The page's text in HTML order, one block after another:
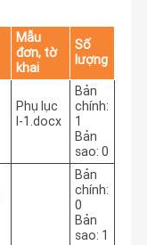
Mẫu
đơn, tờ
khai
Số
lượng
Phụ lục
I-1.docx
Bản
chính:
1
Bản
sao: 0
Bản
chính:
0
Bản
sao: 1